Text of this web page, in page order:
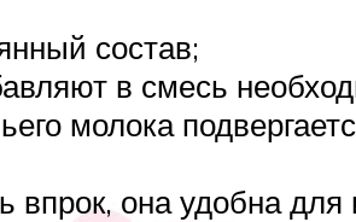
состав;
в смесь
молока
впрок, она удобна